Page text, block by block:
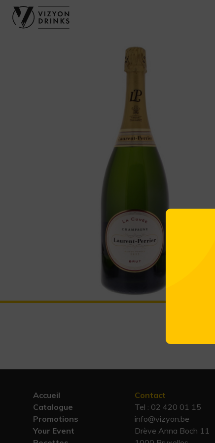
Accueil
Catalogue
Promotions
Your Event
Contact
Tel : 02 420 01 15
info@vizyon.be
Drève Anna Boch 11